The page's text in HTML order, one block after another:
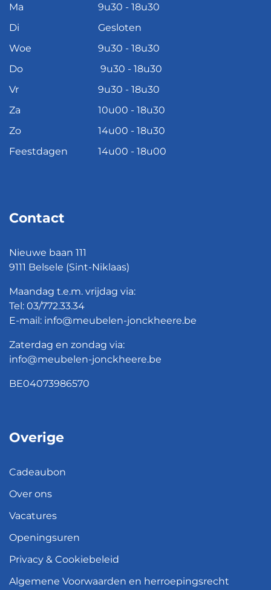
Ma
9u30 - 18u30
Di
Gesloten
Woe
9u30 - 18u30
Do
9u30 - 18u30
Vr
9u30 - 18u30
Za
10u00 - 18u30
Zo
14u00 - 18u30
Feestdagen
14u00 - 18u00
Contact
Nieuwe baan 111
9111 Belsele (Sint-Niklaas)
Maandag t.e.m. vrijdag via:
Tel: 03/772.33.34
E-mail: info@meubelen-jonckheere.be
Zaterdag en zondag via:
info@meubelen-jonckheere.be
BE04073986570
Overige
Cadeaubon
Over ons
Vacatures
Openingsuren
Privacy & Cookiebeleid
Algemene Voorwaarden en herroepingsrecht